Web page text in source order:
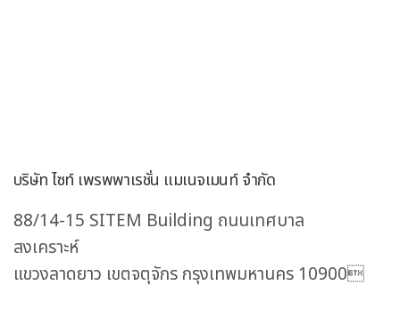
บริษัท ไซท์ เพรพพาเรชั่น แมเนจเมนท์ จำกัด
88/14-15 SITEM Building ถนนเทศบาล
สงเคราะห์
แขวงลาดยาว เขตจตุจักร กรุงเทพมหานคร 10900